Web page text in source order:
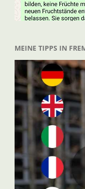
MEINE TIPPS IN